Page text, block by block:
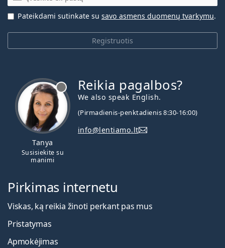
Registruotis
Pateikdami sutinkate su savo asmens duomenų tvarkymu.
Tanya
Susisiekite su
manimi
Reikia pagalbos?
We also speak English.
(Pirmadienis-penktadienis 8:30-16:00)
info@lentiamo.lt
Pirkimas internetu
Viskas, ką reikia žinoti perkant pas mus
Pristatymas
Apmokėjimas